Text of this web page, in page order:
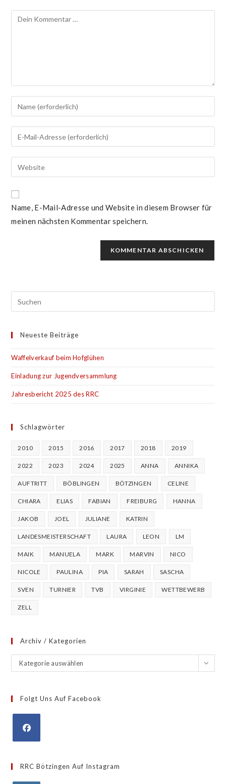
Kommentar
deinen
Namen
oder
zum
Kommentieren
ein
deine
E-
Mail-
Kommentieren
ein
deine
URL
ein
(optional)
Name, E-Mail-Adresse und Website in diesem Browser für
meinen nächsten Kommentar speichern.
Neueste Beiträge
Waffelverkauf beim Hofglühen
Einladung zur Jugendversammlung
Jahresbericht 2025 des RRC
Schlagwörter
2010 2015 2016 2017 2018 2019
2022 2023 2024 2025 ANNA ANNIKA
AUFTRITT BÖBLINGEN BÖTZINGEN CELINE
CHIARA ELIAS FABIAN FREIBURG HANNA
JAKOB JOEL JULIANE KATRIN
LANDESMEISTERSCHAFT LAURA LEON LM
MAIK MANUELA MARK MARVIN NICO
NICOLE PAULINA PIA SARAH SASCHA
SVEN TURNIER TVB VIRGINIE WETTBEWERB
ZELL
Archiv / Kategorien
Archiv
/
Kategorie auswählen
Folgt Uns Auf Facebook
a
RRC Bötzingen Auf Instagram